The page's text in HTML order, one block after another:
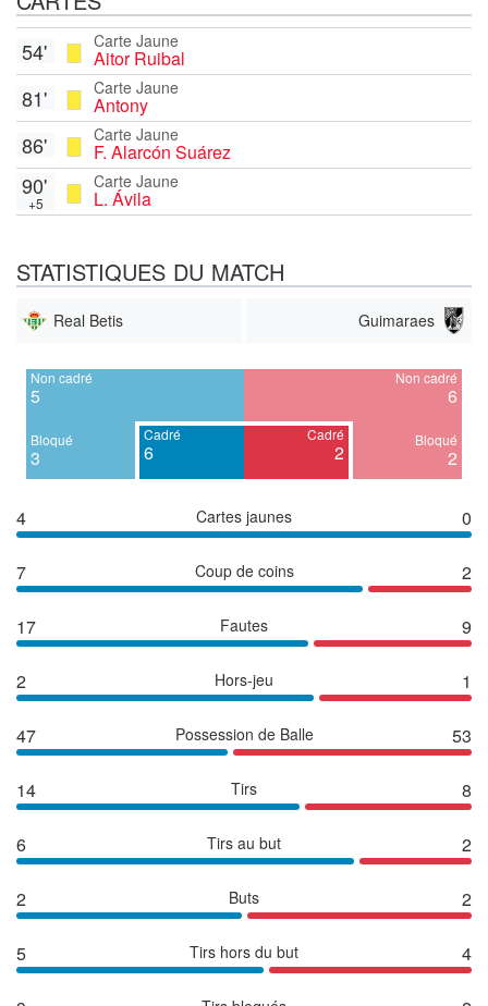
Carte Jaune
Aitor Ruibal
54'
Carte Jaune
Antony
81'
Carte Jaune
F. Alarcón Suárez
86'
Carte Jaune
L. Ávila
90'
+5
STATISTIQUES DU MATCH
Real Betis Guimaraes
Non cadré
5
Bloqué
3
Cadré
6
Cadré
2
Non cadré
6
Bloqué
2
4 Cartes jaunes 0
7 Coup de coins 2
17 Fautes 9
2 Hors-jeu 1
47 Possession de Balle 53
14 Tirs 8
6 Tirs au but 2
2 Buts 2
5 Tirs hors du but 4